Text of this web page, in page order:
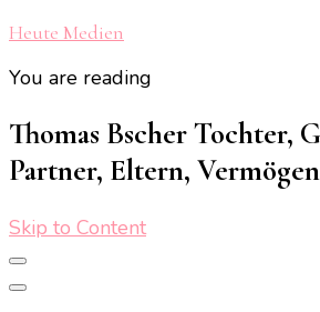
Heute Medien
You are reading
Thomas Bscher Tochter,
Partner, Eltern, Vermögen
Skip to Content